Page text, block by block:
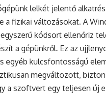
lelkét jelentő
a fizikai változásokat. A
kódsort ellenőriz
a gépünkről. Ez az
egyéb kulcsfontosságú
megváltozott,
a szoftvert egy teljesen új